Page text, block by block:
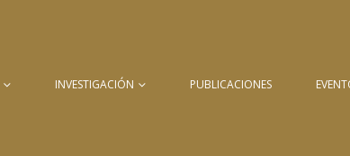
INVESTIGACIÓN PUBLICACIONES